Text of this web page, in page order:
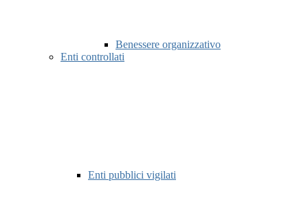
Benessere organizzativo
Enti controllati
Enti pubblici vigilati